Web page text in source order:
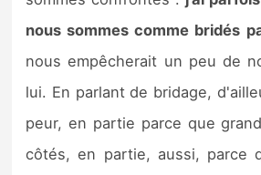
nous sommes comme bridés
nous empêcherait un peu de
lui. En parlant de bridage,
peur, en partie parce que
côtés, en partie, aussi, parce